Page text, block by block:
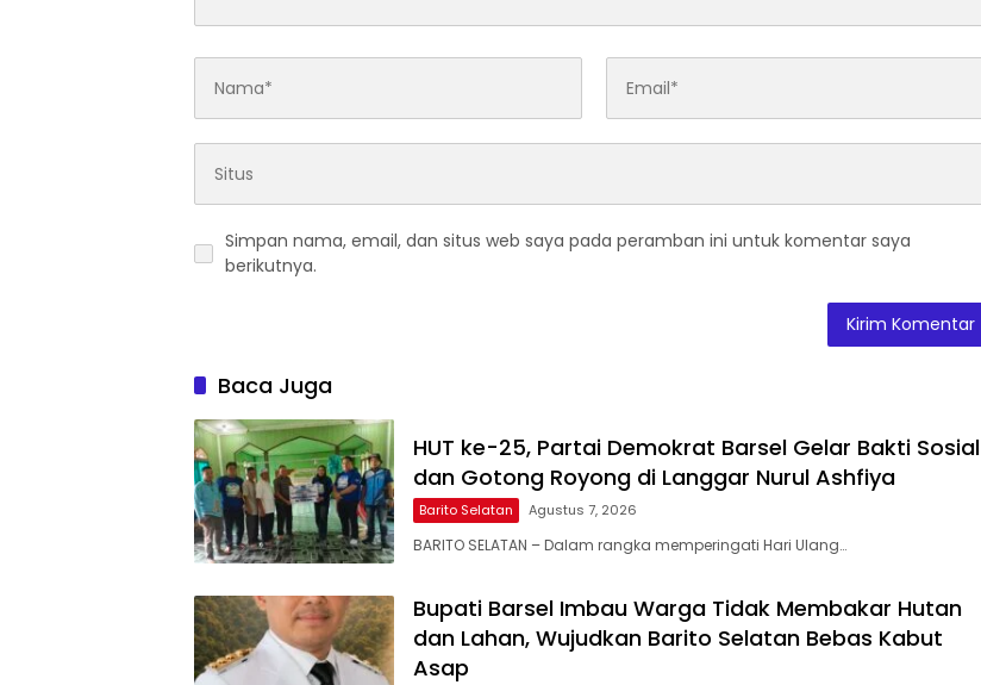
Simpan nama, email, dan situs web saya pada peramban ini untuk komentar saya
berikutnya.
Baca Juga
HUT ke-25, Partai Demokrat Barsel Gelar Bakti Sosial
dan Gotong Royong di Langgar Nurul Ashfiya
Barito Selatan Agustus 7, 2026
BARITO SELATAN – Dalam rangka memperingati Hari Ulang…
Bupati Barsel Imbau Warga Tidak Membakar Hutan
dan Lahan, Wujudkan Barito Selatan Bebas Kabut
Asap